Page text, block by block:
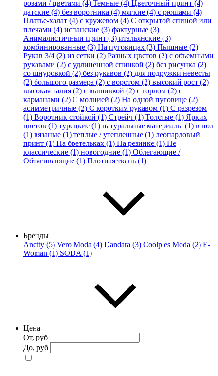
розами / цветами (4) Темные (4) Цветочный принт (4)
датские (4) без воротника (4) мягкие (4) с рюшами (4)
Платье-халат (4) с кружевом (4) С открытой спиной или
плечами (4) испанские (3) фактурные (3)
Анималистичный принт (3) итальянские (3)
комбинированные (3) На пуговицах (3) Пышные (2)
Рукав 3/4 (2) из сетки (2) Разных цветов (2) с объемными
рукавами (2) с удлиненной спинкой (2) без рисунка (2)
со шнуровкой (2) без рукавов (2) для подружки невесты
(2) большого размера (2) с воротом (2) высокий рост (2)
высокая талия (2) с вышивкой (2) с горлом (2) с
карманами (2) С молнией (2) На одной пуговице (2)
асимметричные (2) С коротким рукавом (1) С разрезом
(1) Воротник стойкой (1) Стрейч (1) Толстые (1) Ярких
цветов (1) турецкие (1) натуральные материалы (1) в пол
(1) вязаные (1) теплые / утепленные (1) леопардовый
принт (1) На бретельках (1) На резинке (1) Не
классические (1) новогодние (1) Облегающие /
Обтягивающие (1) Плотная ткань (1)
Бренды
Anetty (5) Vero Moda (4) Dandara (3) Coolples Moda (2) E-
Woman (1) SODA (1)
Цена
От, руб
До, руб